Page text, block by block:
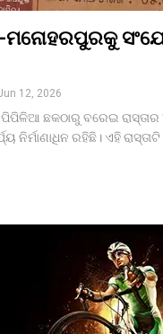
12, 2026
ଛକଠାରୁ ବରେଇ ରାସ୍ତାର
ନିର୍ମାଣାଧିନ ରହିଛି। ଏହି